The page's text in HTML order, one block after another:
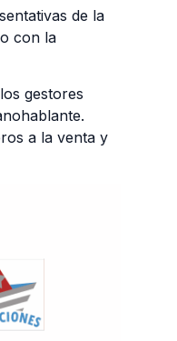
de la
con la
gestores
a la venta y